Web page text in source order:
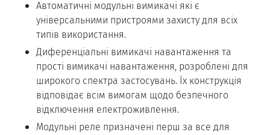
Автоматичні модульні вимикачі які є
універсальними пристроями захисту для всіх
типів використання.
Диференціальні вимикачі навантаження та
прості вимикачі навантаження, розроблені для
широкого спектра застосувань. Їх конструкція
відповідає всім вимогам щодо безпечного
відключення електроживлення.
Модульні реле призначені перш за все для